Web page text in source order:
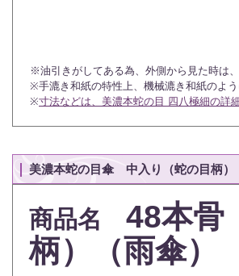
※油引きがしてある為、外側から見た時は
※手漉き和紙の特性上、機械漉き和紙のよ
※寸法などは、美濃本蛇の目 四八極細の詳
美濃本蛇の目傘 中入り（蛇の目柄
商品名 48本骨
柄）（雨傘）